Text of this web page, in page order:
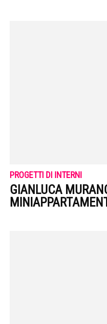
PROGETTI DI INTERNI
GIANLUCA